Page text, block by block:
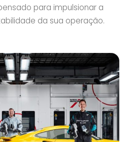
para impulsionar a
da sua operação.